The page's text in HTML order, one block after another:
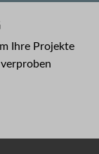
Ihre Projekte